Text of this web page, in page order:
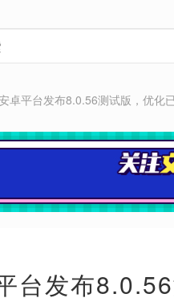
卓平台发布8.0.56测试版，优化
台发布